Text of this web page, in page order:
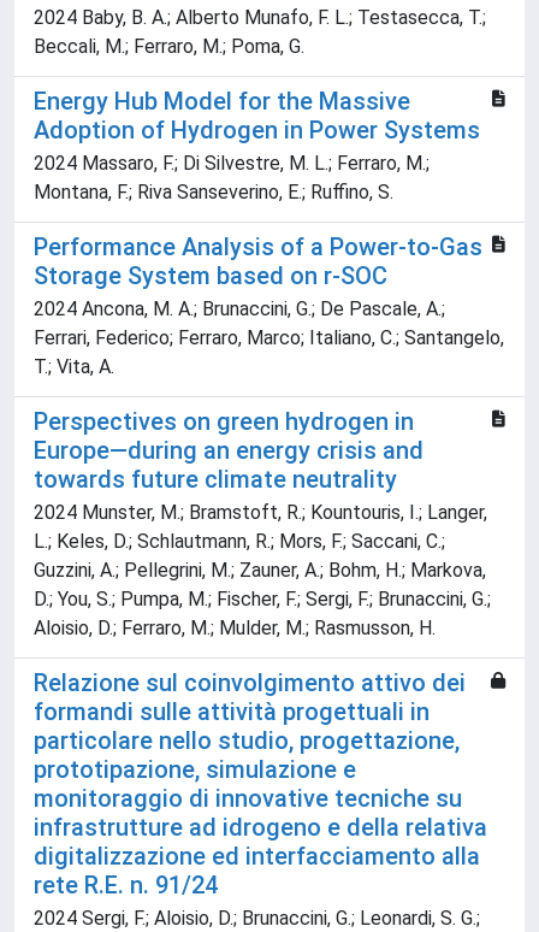
2024 Baby, B. A.; Alberto Munafo, F. L.; Testasecca, T.;
Beccali, M.; Ferraro, M.; Poma, G.
Energy Hub Model for the Massive
Adoption of Hydrogen in Power Systems
2024 Massaro, F.; Di Silvestre, M. L.; Ferraro, M.;
Montana, F.; Riva Sanseverino, E.; Ruffino, S.
Performance Analysis of a Power-to-Gas
Storage System based on r-SOC
2024 Ancona, M. A.; Brunaccini, G.; De Pascale, A.;
Ferrari, Federico; Ferraro, Marco; Italiano, C.; Santangelo,
T.; Vita, A.
Perspectives on green hydrogen in
Europe—during an energy crisis and
towards future climate neutrality
2024 Munster, M.; Bramstoft, R.; Kountouris, I.; Langer,
L.; Keles, D.; Schlautmann, R.; Mors, F.; Saccani, C.;
Guzzini, A.; Pellegrini, M.; Zauner, A.; Bohm, H.; Markova,
D.; You, S.; Pumpa, M.; Fischer, F.; Sergi, F.; Brunaccini, G.;
Aloisio, D.; Ferraro, M.; Mulder, M.; Rasmusson, H.
Relazione sul coinvolgimento attivo dei
formandi sulle attività progettuali in
particolare nello studio, progettazione,
prototipazione, simulazione e
monitoraggio di innovative tecniche su
infrastrutture ad idrogeno e della relativa
digitalizzazione ed interfacciamento alla
rete R.E. n. 91/24
2024 Sergi, F.; Aloisio, D.; Brunaccini, G.; Leonardi, S. G.;